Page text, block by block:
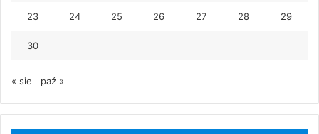
23 24 25 26 27 28 29
30
« sie paź »